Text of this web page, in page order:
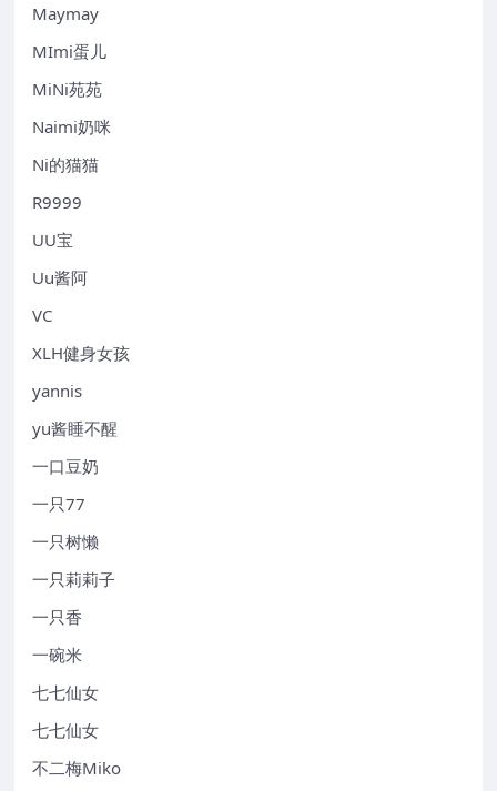
Maymay
MImi蛋儿
MiNi苑苑
Naimi奶咪
Ni的猫猫
R9999
UU宝
Uu酱阿
VC
XLH健身女孩
yannis
yu酱睡不醒
一口豆奶
一只77
一只树懒
一只莉莉子
一只香
一碗米
七七仙女
七七仙女
不二梅Miko